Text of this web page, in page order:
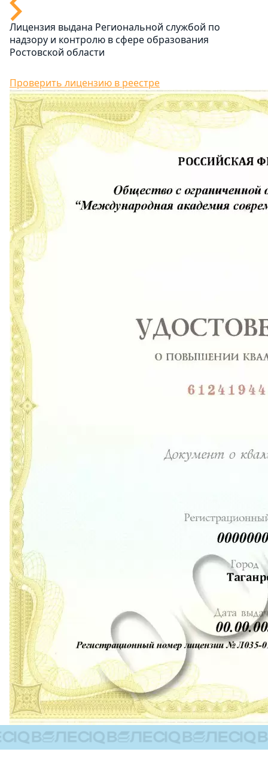
Лицензия выдана Региональной службой по
надзору и контролю в сфере образования
Ростовской области
Проверить лицензию в реестре